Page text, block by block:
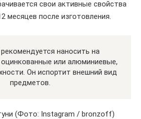
свои активные свойства
месяцев после изготовления.
наносить на
или алюминиевые,
Он испортит внешний вид
предметов.
(Фото: Instagram / bronzoff)